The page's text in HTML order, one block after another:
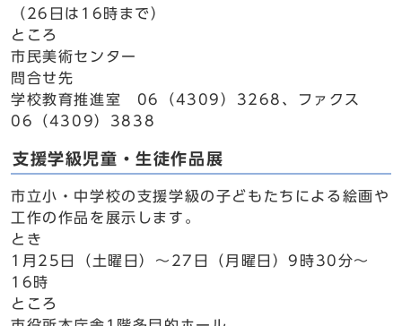
（26日は16時まで）
ところ
市民美術センター
問合せ先
学校教育推進室 06（4309）3268、ファクス
06（4309）3838
支援学級児童・生徒作品展
市立小・中学校の支援学級の子どもたちによる絵画や
工作の作品を展示します。
とき
1月25日（土曜日）～27日（月曜日）9時30分～
16時
ところ